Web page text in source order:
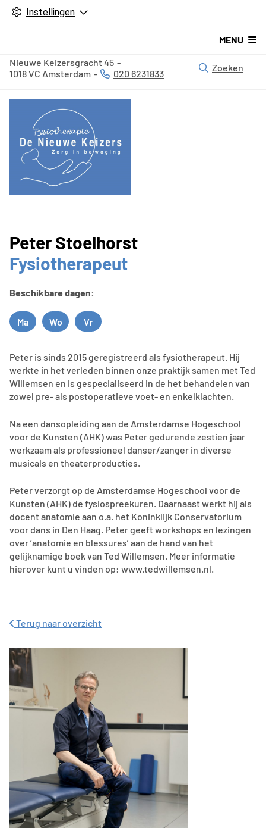
Instellingen
MENU
Nieuwe Keizersgracht 45
1018 VC Amsterdam Tel:
020 6231833
Zoeken
Peter Stoelhorst
Fysiotherapeut
Beschikbare dagen:
Maandag
Ma Woensdag
Wo Vrijdag
Vr
Peter is sinds 2015 geregistreerd als fysiotherapeut. Hij
werkte in het verleden binnen onze praktijk samen met Ted
Willemsen en is gespecialiseerd in de het behandelen van
zowel pre- als postoperatieve voet- en enkelklachten.
Na een dansopleiding aan de Amsterdamse Hogeschool
voor de Kunsten (AHK) was Peter gedurende zestien jaar
werkzaam als professioneel danser/zanger in diverse
musicals en theaterproducties.
Peter verzorgt op de Amsterdamse Hogeschool voor de
Kunsten (AHK) de fysiospreekuren. Daarnaast werkt hij als
docent anatomie aan o.a. het Koninklijk Conservatorium
voor dans in Den Haag. Peter geeft workshops en lezingen
over ‘anatomie en blessures’ aan de hand van het
gelijknamige boek van Ted Willemsen. Meer informatie
hierover kunt u vinden op: www.tedwillemsen.nl.
Terug naar overzicht